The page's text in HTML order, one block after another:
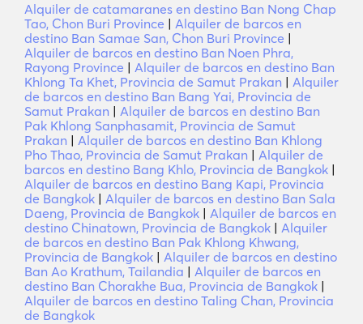
Alquiler de catamaranes en destino Ban Nong Chap
Tao, Chon Buri Province | Alquiler de barcos en
destino Ban Samae San, Chon Buri Province |
Alquiler de barcos en destino Ban Noen Phra,
Rayong Province | Alquiler de barcos en destino Ban
Khlong Ta Khet, Provincia de Samut Prakan | Alquiler
de barcos en destino Ban Bang Yai, Provincia de
Samut Prakan | Alquiler de barcos en destino Ban
Pak Khlong Sanphasamit, Provincia de Samut
Prakan | Alquiler de barcos en destino Ban Khlong
Pho Thao, Provincia de Samut Prakan | Alquiler de
barcos en destino Bang Khlo, Provincia de Bangkok |
Alquiler de barcos en destino Bang Kapi, Provincia
de Bangkok | Alquiler de barcos en destino Ban Sala
Daeng, Provincia de Bangkok | Alquiler de barcos en
destino Chinatown, Provincia de Bangkok | Alquiler
de barcos en destino Ban Pak Khlong Khwang,
Provincia de Bangkok | Alquiler de barcos en destino
Ban Ao Krathum, Tailandia | Alquiler de barcos en
destino Ban Chorakhe Bua, Provincia de Bangkok |
Alquiler de barcos en destino Taling Chan, Provincia
de Bangkok